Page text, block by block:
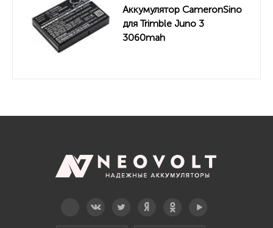
Аккумулятор CameronSino
для Trimble Juno 3
3060mah